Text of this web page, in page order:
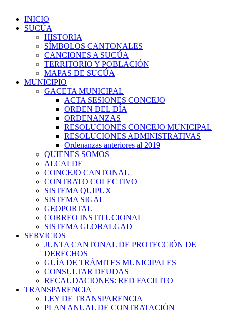
INICIO
SUCÚA
HISTORIA
SÍMBOLOS CANTONALES
CANCIONES A SUCÚA
TERRITORIO Y POBLACIÓN
MAPAS DE SUCÚA
MUNICIPIO
GACETA MUNICIPAL
ACTA SESIONES CONCEJO
ORDEN DEL DÍA
ORDENANZAS
RESOLUCIONES CONCEJO MUNICIPAL
RESOLUCIONES ADMINISTRATIVAS
Ordenanzas anteriores al 2019
QUIENES SOMOS
ALCALDE
CONCEJO CANTONAL
CONTRATO COLECTIVO
SISTEMA QUIPUX
SISTEMA SIGAI
GEOPORTAL
CORREO INSTITUCIONAL
SISTEMA GLOBALGAD
SERVICIOS
JUNTA CANTONAL DE PROTECCIÓN DE
DERECHOS
GUÍA DE TRÁMITES MUNICIPALES
CONSULTAR DEUDAS
RECAUDACIONES: RED FACILITO
TRANSPARENCIA
LEY DE TRANSPARENCIA
PLAN ANUAL DE CONTRATACIÓN